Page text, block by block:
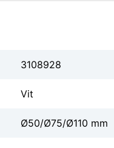
3108928
Vit
Ø50/Ø75/Ø110 mm